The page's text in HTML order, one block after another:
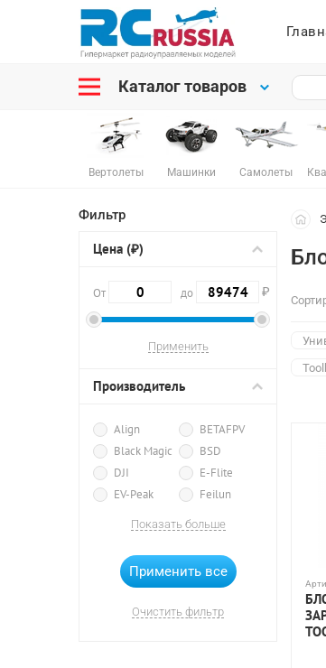
Каталог товаров
Вертолеты Машинки Самолеты
Фильтр
Цена (₽)
От до ₽
Производитель
Align
BETAFPV
Black Magic
BSD
DJI
E-Flite
EV-Peak
Feilun
Gens Ace
Giant Power
HC-Toys
Himoto
Показать больше
Очистить фильтр